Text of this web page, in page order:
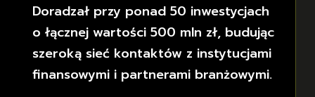
Doradzał przy ponad 50 inwestycjach
o łącznej wartości 500 mln zł, budując
szeroką sieć kontaktów z instytucjami
finansowymi i partnerami branżowymi.